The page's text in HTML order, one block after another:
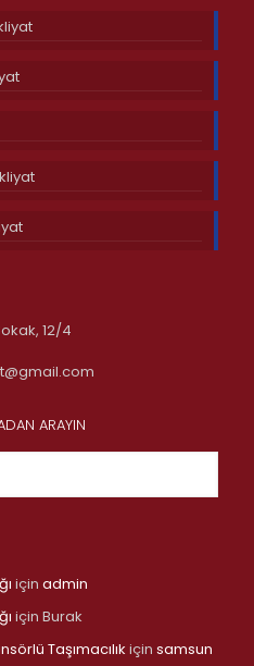
12/4
ARAYIN
için admin
için Burak
Taşımacılık için samsun